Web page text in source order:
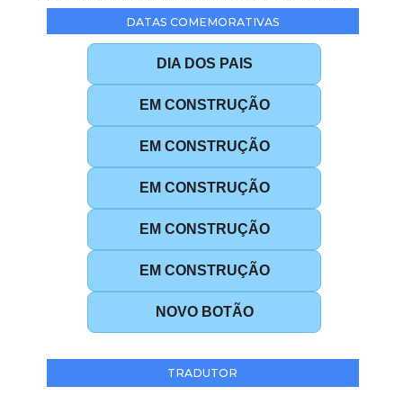
DATAS COMEMORATIVAS
DIA DOS PAIS
EM CONSTRUÇÃO
EM CONSTRUÇÃO
EM CONSTRUÇÃO
EM CONSTRUÇÃO
EM CONSTRUÇÃO
NOVO BOTÃO
TRADUTOR